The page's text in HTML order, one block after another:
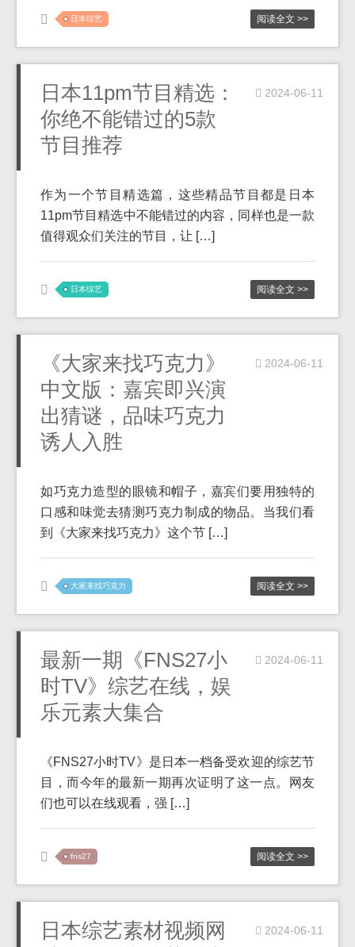
日本综艺 阅读全文 >>
日本11pm节目精选：
你绝不能错过的5款
节目推荐
2024-06-11
作为一个节目精选篇，这些精品节目都是日本
11pm节目精选中不能错过的内容，同样也是一款
值得观众们关注的节目，让 […]
日本综艺 阅读全文 >>
《大家来找巧克力》
中文版：嘉宾即兴演
出猜谜，品味巧克力
诱人入胜
2024-06-11
如巧克力造型的眼镜和帽子，嘉宾们要用独特的
口感和味觉去猜测巧克力制成的物品。当我们看
到《大家来找巧克力》这个节 […]
大家来找巧克力 阅读全文 >>
最新一期《FNS27小
时TV》综艺在线，娱
乐元素大集合
2024-06-11
《FNS27小时TV》是日本一档备受欢迎的综艺节
目，而今年的最新一期再次证明了这一点。网友
们也可以在线观看，强 […]
fns27 阅读全文 >>
日本综艺素材视频网
2024-06-11